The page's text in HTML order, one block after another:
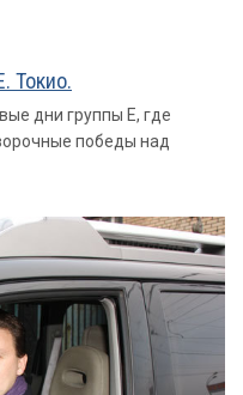
Токио.
дни группы Е, где
победы над